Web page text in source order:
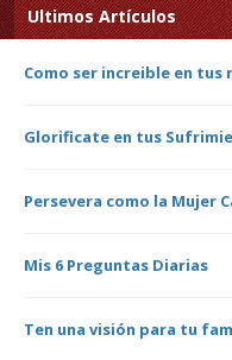
Ultimos Artículos
Como ser increible en tus
Glorificate en tus
Persevera como la Mujer
Mis 6 Preguntas Diarias
Ten una visión para tu